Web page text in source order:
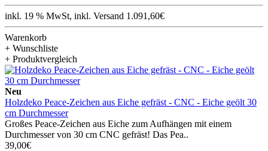
inkl. 19 % MwSt, inkl. Versand 1.091,60€
Warenkorb
+ Wunschliste
+ Produktvergleich
Neu
Holzdeko Peace-Zeichen aus Eiche gefräst - CNC - Eiche geölt 30
cm Durchmesser
Großes Peace-Zeichen aus Eiche zum Aufhängen mit einem
Durchmesser von 30 cm CNC gefräst! Das Pea..
39,00€